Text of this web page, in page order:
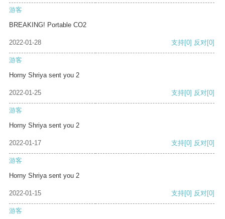
游客
BREAKING! Portable CO2
2022-01-28 支持[0] 反对[0]
游客
Horny Shriya sent you 2
2022-01-25 支持[0] 反对[0]
游客
Horny Shriya sent you 2
2022-01-17 支持[0] 反对[0]
游客
Horny Shriya sent you 2
2022-01-15 支持[0] 反对[0]
游客